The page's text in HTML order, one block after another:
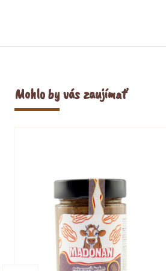
Mohlo by vás zaujímať